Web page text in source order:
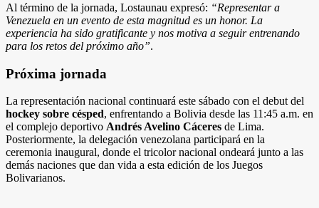
Al término de la jornada, Lostaunau expresó: “Representar a
Venezuela en un evento de esta magnitud es un honor. La
experiencia ha sido gratificante y nos motiva a seguir entrenando
para los retos del próximo año”.
Próxima jornada
La representación nacional continuará este sábado con el debut del
hockey sobre césped, enfrentando a Bolivia desde las 11:45 a.m. en
el complejo deportivo Andrés Avelino Cáceres de Lima.
Posteriormente, la delegación venezolana participará en la
ceremonia inaugural, donde el tricolor nacional ondeará junto a las
demás naciones que dan vida a esta edición de los Juegos
Bolivarianos.